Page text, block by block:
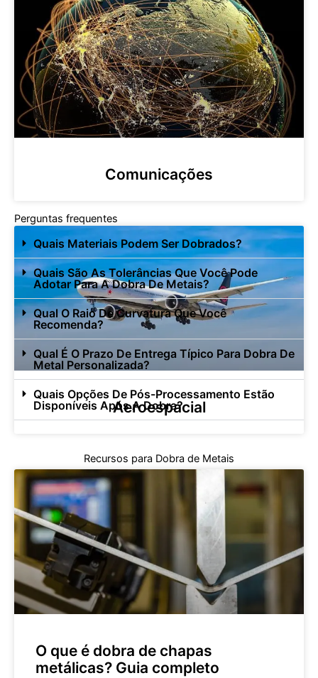
Comunicações
Aeroespacial
Perguntas frequentes
Quais Materiais Podem Ser Dobrados?
Quais São As Tolerâncias Que Você Pode
Adotar Para A Dobra De Metais?
Qual O Raio De Curvatura Que Você
Recomenda?
Qual É O Prazo De Entrega Típico Para Dobra De
Metal Personalizada?
Quais Opções De Pós-Processamento Estão
Disponíveis Após A Dobra?
Recursos para Dobra de Metais
O que é dobra de chapas
metálicas? Guia completo